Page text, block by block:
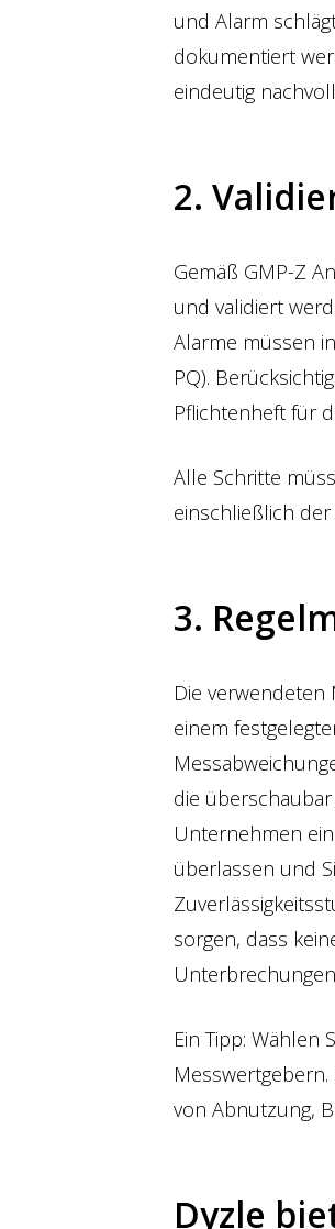
und Alarm
dokumentiert
eindeutig
2.
Gemäß GMP-Z
und validiert
Alarme müssen
PQ).
Pflichtenheft für
Alle Schritte
einschließlich der
3.
Die verwendeten
einem
die
Unternehmen
überlassen und
sorgen, dass
Ein Tipp: Wählen
von Abnutzung,
Dyzle